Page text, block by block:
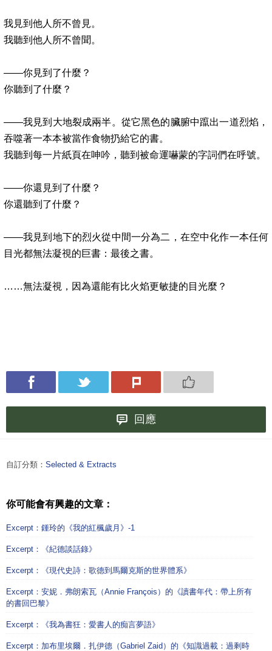
我見到他人所不曾見。
我聽到他人所不曾聞。
——你見到了什麼？
你聽到了什麼？
——我見到大地裂成兩半。從它黑色的臟腑中躥出一道烈焰，
吞噬著一本本被當作食物扔給它的書。
我聽到每一片紙頁在呻吟，聽到被命運嚇蒙的字詞們在呼號。
——你還見到了什麼？
你還聽到了什麼？
——我見到地下的烈火從中間一分為二，在空中化作一本任何
目光都無法凝視的巨書：最後之書。
……無法凝視，因為還能有比火焰更敏捷的目光麼？
回應
自訂分類： Selected & Extracts
你可能會有興趣的文章：
Excerpt：鍾玲的《我的紅楓歲月》-1
Excerpt：《紀德談話錄》
Excerpt：《現代史詩：歌德到馬爾克斯的世界體系》
Excerpt：安妮．弗朗索瓦（Annie François）的《讀書年代：帶上所有
的書回巴黎》
Excerpt：《我為書狂：愛書人的痴言夢語》
Excerpt：加布里埃爾．扎伊德（Gabriel Zaid）的《知識過載：過剩時